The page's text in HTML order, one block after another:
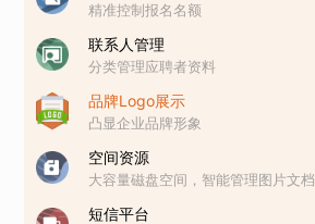
精准控制报名名额
联系人管理
分类管理应聘者资料
品牌Logo展示
凸显企业品牌形象
空间资源
大容量磁盘空间，智能管理图片文档
短信平台